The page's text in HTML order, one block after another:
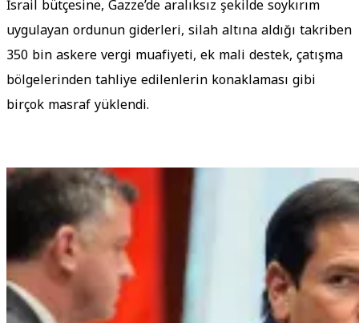
İsrail bütçesine, Gazze’de aralıksız şekilde soykırım
uygulayan ordunun giderleri, silah altına aldığı takriben
350 bin askere vergi muafiyeti, ek mali destek, çatışma
bölgelerinden tahliye edilenlerin konaklaması gibi
birçok masraf yüklendi.